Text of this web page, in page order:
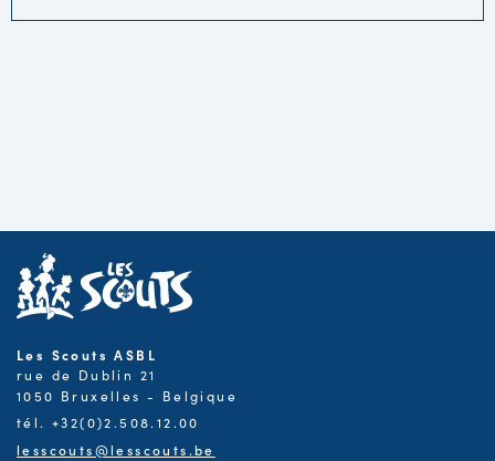
Les Scouts ASBL
rue de Dublin 21
1050 Bruxelles - Belgique
tél. +32(0)2.508.12.00
lesscouts@lesscouts.be